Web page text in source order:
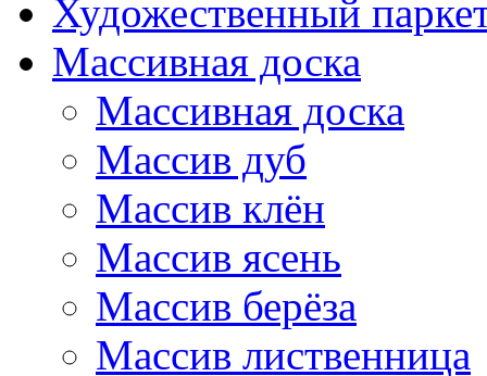
Художественный
Массивная доска
Массивная доска
Массив дуб
Массив клён
Массив ясень
Массив берёза
Массив лиственница